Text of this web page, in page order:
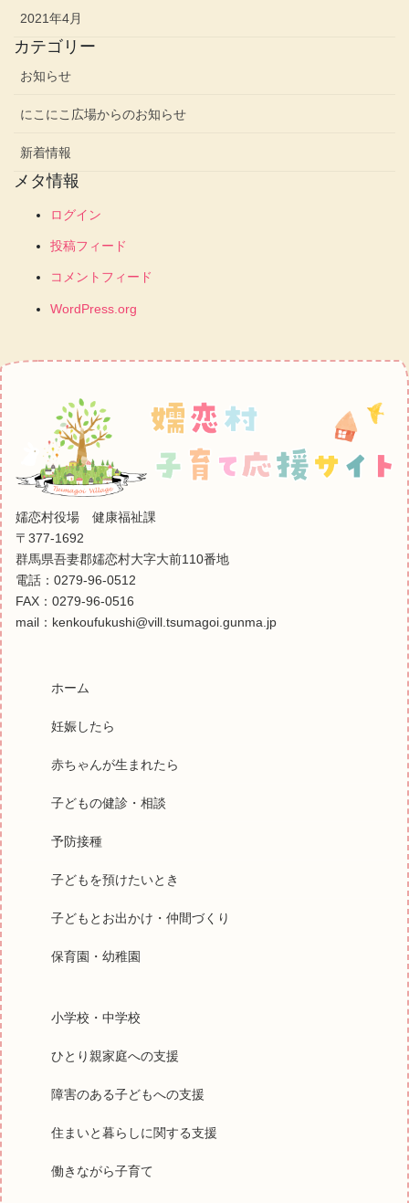
2021年4月
カテゴリー
お知らせ
にこにこ広場からのお知らせ
新着情報
メタ情報
ログイン
投稿フィード
コメントフィード
WordPress.org
嬬恋村役場 健康福祉課
〒377-1692
群馬県吾妻郡嬬恋村大字大前110番地
電話：0279-96-0512
FAX：0279-96-0516
mail：kenkoufukushi@vill.tsumagoi.gunma.jp
ホーム
妊娠したら
赤ちゃんが生まれたら
子どもの健診・相談
予防接種
子どもを預けたいとき
子どもとお出かけ・仲間づくり
保育園・幼稚園
小学校・中学校
ひとり親家庭への支援
障害のある子どもへの支援
住まいと暮らしに関する支援
働きながら子育て